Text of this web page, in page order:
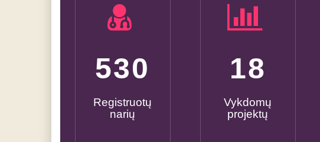
600
Registruotų
narių
20
Vykdomų
projektų